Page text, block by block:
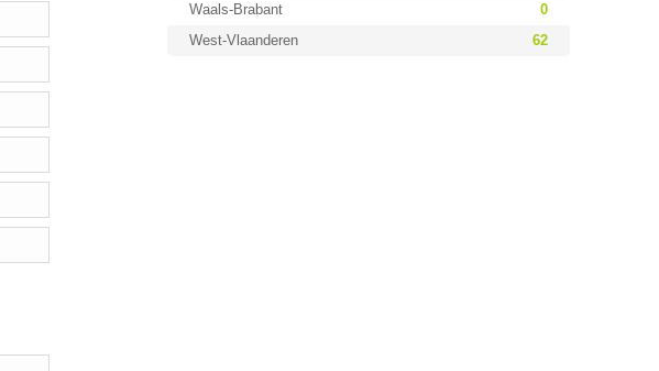
Waals-Brabant
0
West-Vlaanderen
62